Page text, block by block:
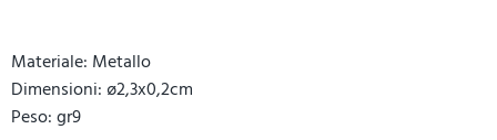
Materiale: Metallo
Dimensioni: ø2,3x0,2cm
Peso: gr9